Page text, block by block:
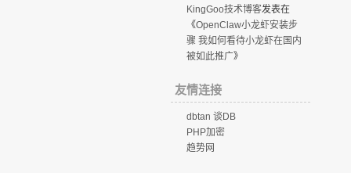
KingGoo技术博客发表在
《OpenClaw小龙虾安装步
骤 我如何看待小龙虾在国内
被如此推广》
友情连接
dbtan 谈DB
PHP加密
趋势网